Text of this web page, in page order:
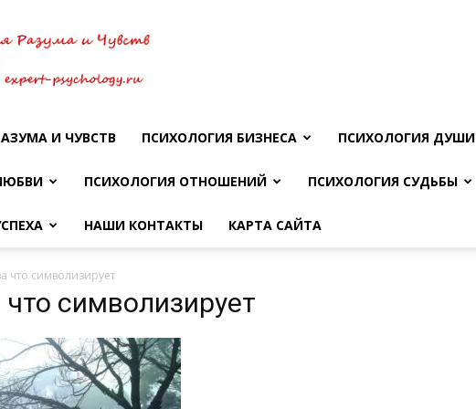
И ЧУВСТВ ПСИХОЛОГИЯ БИЗНЕСА ПСИХОЛОГИЯ ДУШИ
ПСИХОЛОГИЯ ОТНОШЕНИЙ ПСИХОЛОГИЯ СУДЬБЫ
НАШИ КОНТАКТЫ КАРТА САЙТА
что символизирует
что символизирует